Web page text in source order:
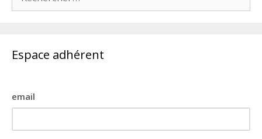
Espace adhérent
email